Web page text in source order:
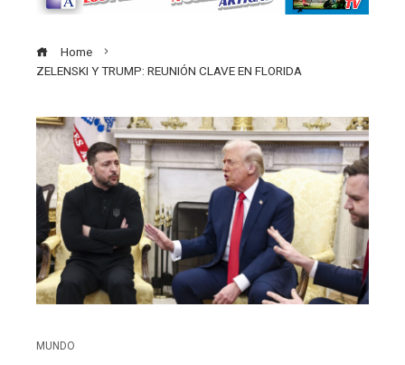
Home
ZELENSKI Y TRUMP: REUNIÓN CLAVE EN FLORIDA
MUNDO